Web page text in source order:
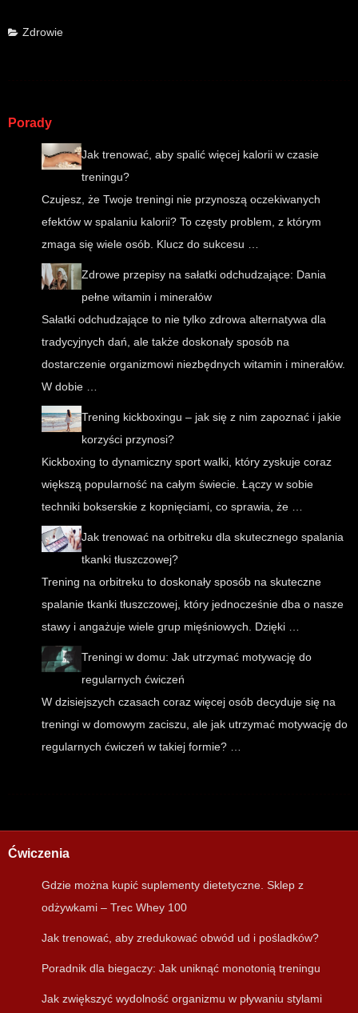
Zdrowie
Porady
Jak trenować, aby spalić więcej kalorii w czasie
treningu?
Czujesz, że Twoje treningi nie przynoszą oczekiwanych
efektów w spalaniu kalorii? To częsty problem, z którym
zmaga się wiele osób. Klucz do sukcesu …
Zdrowe przepisy na sałatki odchudzające: Dania
pełne witamin i minerałów
Sałatki odchudzające to nie tylko zdrowa alternatywa dla
tradycyjnych dań, ale także doskonały sposób na
dostarczenie organizmowi niezbędnych witamin i minerałów.
W dobie …
Trening kickboxingu – jak się z nim zapoznać i jakie
korzyści przynosi?
Kickboxing to dynamiczny sport walki, który zyskuje coraz
większą popularność na całym świecie. Łączy w sobie
techniki bokserskie z kopnięciami, co sprawia, że …
Jak trenować na orbitreku dla skutecznego spalania
tkanki tłuszczowej?
Trening na orbitreku to doskonały sposób na skuteczne
spalanie tkanki tłuszczowej, który jednocześnie dba o nasze
stawy i angażuje wiele grup mięśniowych. Dzięki …
Treningi w domu: Jak utrzymać motywację do
regularnych ćwiczeń
W dzisiejszych czasach coraz więcej osób decyduje się na
treningi w domowym zaciszu, ale jak utrzymać motywację do
regularnych ćwiczeń w takiej formie? …
Ćwiczenia
Gdzie można kupić suplementy dietetyczne. Sklep z
odżywkami – Trec Whey 100
Jak trenować, aby zredukować obwód ud i pośladków?
Poradnik dla biegaczy: Jak uniknąć monotonią treningu
Jak zwiększyć wydolność organizmu w pływaniu stylami